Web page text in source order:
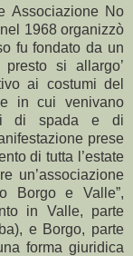
Associazione No
1968 organizzò
fu fondato da un
si allargo’
ai costumi del
in cui venivano
di spada e di
prese
di tutta l’estate
un’associazione
Borgo e Valle”,
in Valle, parte
e Borgo, parte
forma giuridica